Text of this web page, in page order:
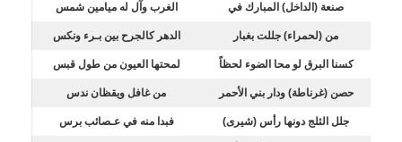
صنعة (الداخل) المبارك في الغرب وآل له ميامين شمس
من (لحمراء) جللت بغبار الدهر كالجرح بين بـرء ونكس
كسنا البرق لو محا الضوء لحظاً لمحتها العيون من طول قبس
حصن (غرناطة) ودار بني الأحمر من غافل ويقظان ندس
جلل الثلج دونها رأس (شيرى) فبدا منه في عـصائب برس